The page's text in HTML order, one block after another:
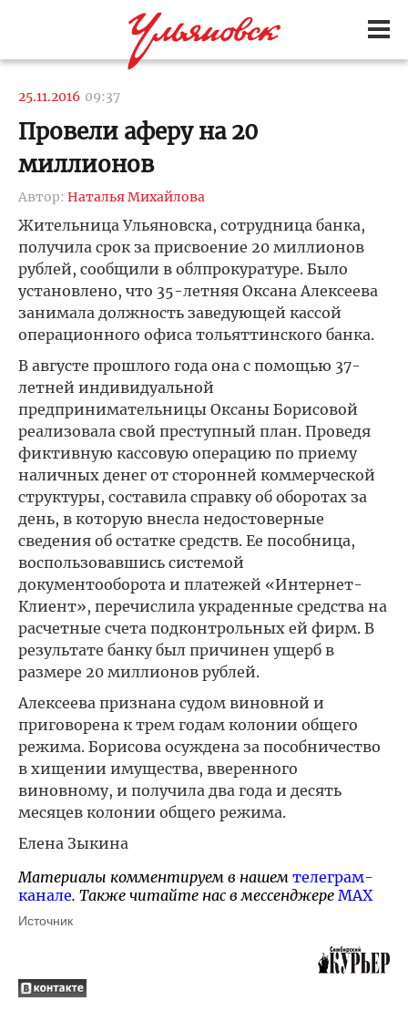
25.11.2016 09:37
Провели аферу на 20
миллионов
Автор: Наталья Михайлова
Жительница Ульяновска, сотрудница банка,
получила срок за присвоение 20 миллионов
рублей, сообщили в облпрокуратуре. Было
установлено, что 35-летняя Оксана Алексеева
занимала должность заведующей кассой
операционного офиса тольяттинского банка.
В августе прошлого года она с помощью 37-
летней индивидуальной
предпринимательницы Оксаны Борисовой
реализовала свой преступный план. Проведя
фиктивную кассовую операцию по приему
наличных денег от сторонней коммерческой
структуры, составила справку об оборотах за
день, в которую внесла недостоверные
сведения об остатке средств. Ее пособница,
воспользовавшись системой
документооборота и платежей «Интернет-
Клиент», перечислила украденные средства на
расчетные счета подконтрольных ей фирм. В
результате банку был причинен ущерб в
размере 20 миллионов рублей.
Алексеева признана судом виновной и
приговорена к трем годам колонии общего
режима. Борисова осуждена за пособничество
в хищении имущества, вверенного
виновному, и получила два года и десять
месяцев колонии общего режима.
Елена Зыкина
Материалы комментируем в нашем телеграм-
канале. Также читайте нас в мессенджере MAX
Источник